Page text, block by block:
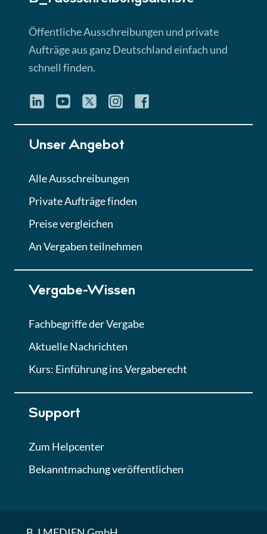
► 4:31 Min
Quiz
Eignung im Vergabeverfahren
Lektion 6
Abgabe von Angeboten
Lektion
Lektion 7
Finales Quiz
Öffentliche Ausschreibungen und private
Aufträge aus ganz Deutschland einfach und
schnell finden.
Unser Angebot
Alle Ausschreibungen
Private Aufträge finden
Preise vergleichen
An Vergaben teilnehmen
Vergabe-Wissen
Fachbegriffe der Vergabe
Aktuelle Nachrichten
Kurs: Einführung ins Vergaberecht
Support
Zum Helpcenter
Bekanntmachung veröffentlichen